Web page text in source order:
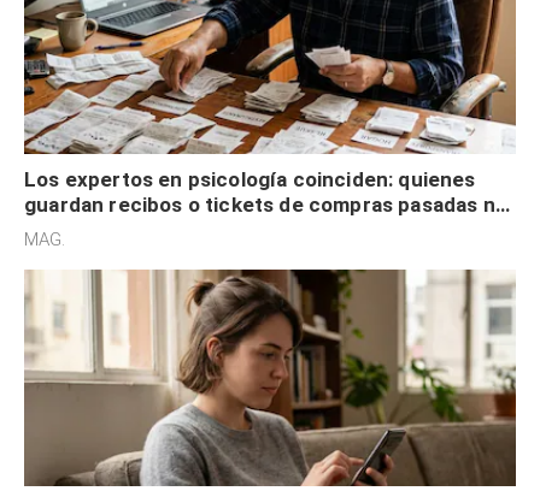
Los expertos en psicología coinciden: quienes
guardan recibos o tickets de compras pasadas no
son acumuladores, sino que tienen necesidad de
MAG.